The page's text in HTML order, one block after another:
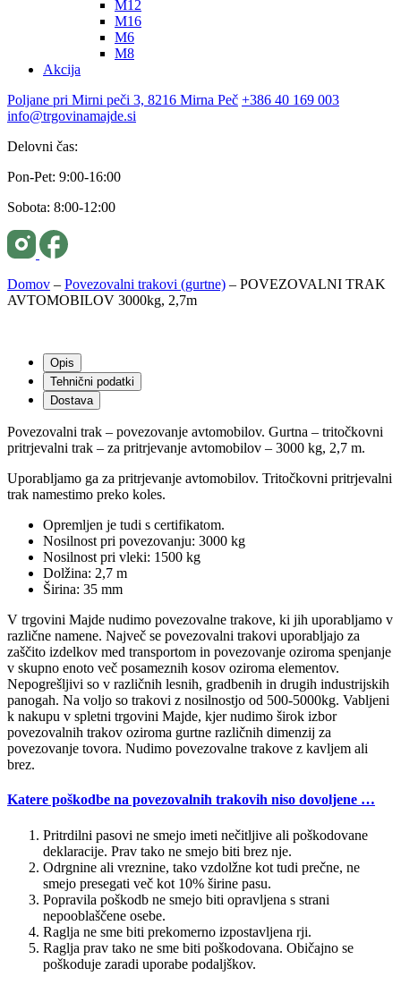
M12
M16
M6
M8
Akcija
Poljane pri Mirni peči 3, 8216 Mirna Peč +386 40 169 003
info@trgovinamajde.si
Delovni čas:
Pon-Pet: 9:00-16:00
Sobota: 8:00-12:00
Domov – Povezovalni trakovi (gurtne) – POVEZOVALNI TRAK
AVTOMOBILOV 3000kg, 2,7m
Opis
Tehnični podatki
Dostava
Povezovalni trak – povezovanje avtomobilov. Gurtna – tritočkovni
pritrjevalni trak – za pritrjevanje avtomobilov – 3000 kg, 2,7 m.
Uporabljamo ga za pritrjevanje avtomobilov. Tritočkovni pritrjevalni
trak namestimo preko koles.
Opremljen je tudi s certifikatom.
Nosilnost pri povezovanju: 3000 kg
Nosilnost pri vleki: 1500 kg
Dolžina: 2,7 m
Širina: 35 mm
V trgovini Majde nudimo povezovalne trakove, ki jih uporabljamo v
različne namene. Največ se povezovalni trakovi uporabljajo za
zaščito izdelkov med transportom in povezovanje oziroma spenjanje
v skupno enoto več posameznih kosov oziroma elementov.
Nepogrešljivi so v različnih lesnih, gradbenih in drugih industrijskih
panogah. Na voljo so trakovi z nosilnostjo od 500-5000kg. Vabljeni
k nakupu v spletni trgovini Majde, kjer nudimo širok izbor
povezovalnih trakov oziroma gurtne različnih dimenzij za
povezovanje tovora. Nudimo povezovalne trakove z kavljem ali
brez.
Katere poškodbe na povezovalnih trakovih niso dovoljene …
Pritrdilni pasovi ne smejo imeti nečitljive ali poškodovane
deklaracije. Prav tako ne smejo biti brez nje.
Odrgnine ali vreznine, tako vzdolžne kot tudi prečne, ne
smejo presegati več kot 10% širine pasu.
Popravila poškodb ne smejo biti opravljena s strani
nepooblaščene osebe.
Raglja ne sme biti prekomerno izpostavljena rji.
Raglja prav tako ne sme biti poškodovana. Običajno se
poškoduje zaradi uporabe podaljškov.